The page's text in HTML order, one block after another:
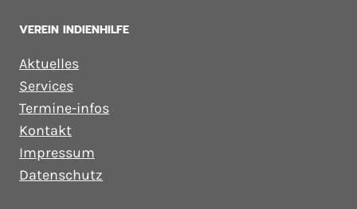
VEREIN INDIENHILFE
Aktuelles
Services
Termine-infos
Kontakt
Impressum
Datenschutz